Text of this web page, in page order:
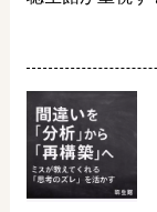
小金井市の個
勉強でつまず
進んでしまうこ
それを防ぐた